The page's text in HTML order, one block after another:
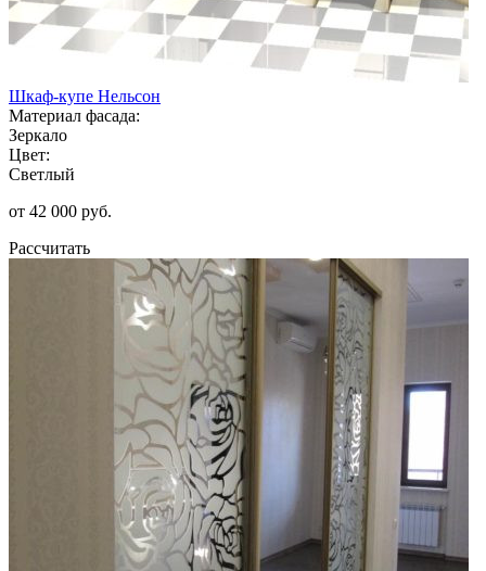
Шкаф-купе Нельсон
Материал фасада:
Зеркало
Цвет:
Светлый
от 42 000 руб.
Рассчитать